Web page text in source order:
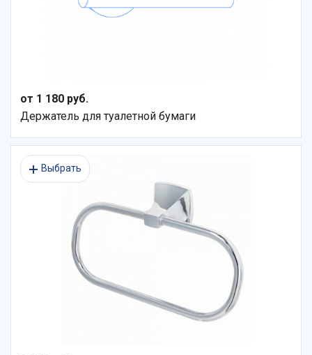
от 1 180 руб.
Держатель для туалетной бумаги
Выбрать